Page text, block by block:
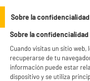
precio más bajo. ¡Envío rápido
current-store
LEGANÉS, MADRID
Sobre la confidencialidad
Sobre la confidencialidad
Cuando visitas un sitio
recuperarse de tu
información puede estar
dispositivo y se utiliza